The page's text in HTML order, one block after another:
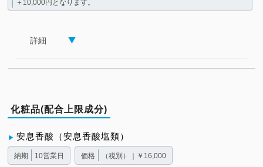
＋10,000円となります。
詳細
化粧品(配合上限成分)
安息香酸（安息香酸塩類）
納期 10営業日 価格 （税別）｜￥16,000